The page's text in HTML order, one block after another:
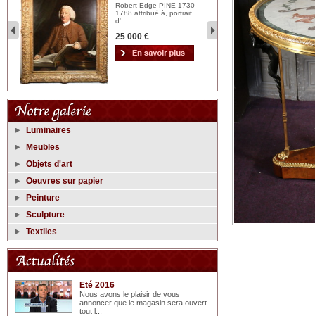
Robert Edge PINE 1730-
1788 attribué à, portrait
d'...
25 000 € 2
Luminaires
Meubles
Objets d'art
Oeuvres sur papier
Peinture
Sculpture
Textiles
Eté 2016
Nous avons le plaisir de vous
annoncer que le magasin sera ouvert
tout l...